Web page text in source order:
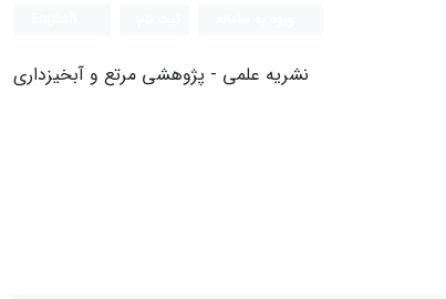
نشریه علمی - پژوهشی مرتع و آبخیزداری